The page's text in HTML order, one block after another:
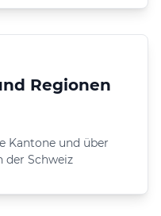
Regionen
Kantone und über
der Schweiz